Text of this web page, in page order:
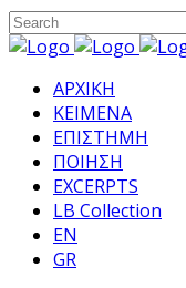
ΑΡΧΙΚΗ
ΚΕΙΜΕΝΑ
ΕΠΙΣΤΗΜΗ
ΠΟΙΗΣΗ
EXCERPTS
LB Collection
EN
GR